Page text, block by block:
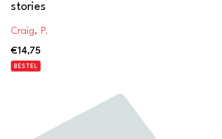
stories
Craig, P.
€14,75
BESTEL